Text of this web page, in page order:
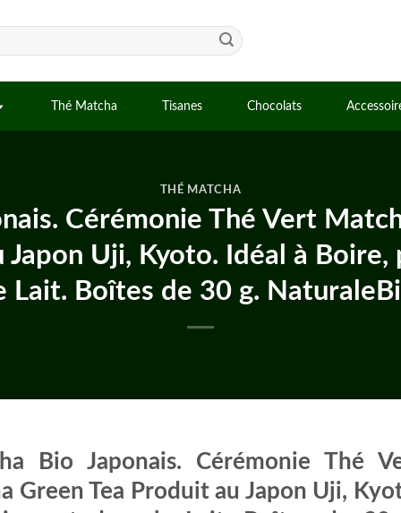
Thé Matcha Tisanes Chocolats
THÉ MATCHA
Cérémonie Thé Vert
Japon Uji, Kyoto. Idéal à
Lait. Boîtes de 30 g.
Bio Japonais. Cérémonie Thé
Green Tea Produit au Japon Uji,